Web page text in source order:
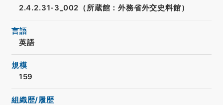
2.4.2.31-3_002（所蔵館：外務省外交史料館）
言語
英語
規模
159
組織歴/履歴